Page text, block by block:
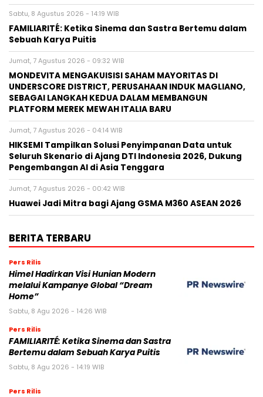
Sabtu, 8 Agustus 2026 - 14:19 WIB
FAMILIARITÉ: Ketika Sinema dan Sastra Bertemu dalam
Sebuah Karya Puitis
Jumat, 7 Agustus 2026 - 09:32 WIB
MONDEVITA MENGAKUISISI SAHAM MAYORITAS DI
UNDERSCORE DISTRICT, PERUSAHAAN INDUK MAGLIANO,
SEBAGAI LANGKAH KEDUA DALAM MEMBANGUN
PLATFORM MEREK MEWAH ITALIA BARU
Jumat, 7 Agustus 2026 - 04:14 WIB
HIKSEMI Tampilkan Solusi Penyimpanan Data untuk
Seluruh Skenario di Ajang DTI Indonesia 2026, Dukung
Pengembangan AI di Asia Tenggara
Jumat, 7 Agustus 2026 - 00:42 WIB
Huawei Jadi Mitra bagi Ajang GSMA M360 ASEAN 2026
BERITA TERBARU
Pers Rilis
Himel Hadirkan Visi Hunian Modern
melalui Kampanye Global “Dream
Home”
Sabtu, 8 Agu 2026 - 14:26 WIB
Pers Rilis
FAMILIARITÉ: Ketika Sinema dan Sastra
Bertemu dalam Sebuah Karya Puitis
Sabtu, 8 Agu 2026 - 14:19 WIB
Pers Rilis